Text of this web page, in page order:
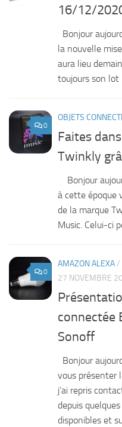
16/12/
Bonjour
la nouvelle
aura lieu
toujours son lot
0
OBJETS
Faites
Twinkly
Bonjour
à cette époque
de la marque
Music. Celui-ci
0
AMAZON ALEXA/
27 NOVEMBRE
connectée
Sonoff
Bonjour
vous présenter
j’ai repris
depuis
disponibles et